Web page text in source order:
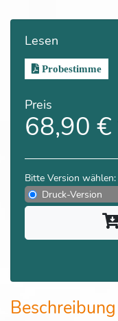
Lesen
Probestimme
Preis
68,90 €
Bitte Version wählen:
Druck-Version
Beschreibung